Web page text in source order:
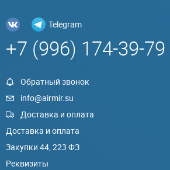
Telegram
+7 (996) 174-39-79
Обратный звонок
info@airmir.su
Доставка и оплата
Доставка и оплата
Закупки 44, 223 ФЗ
Реквизиты